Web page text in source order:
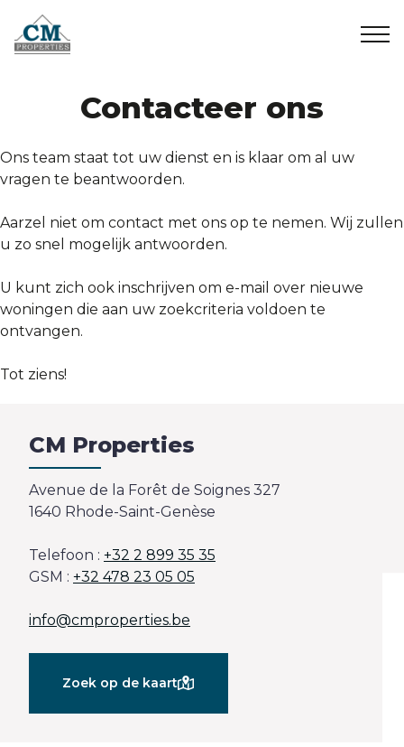
Te koop
Verkocht/Verhuurd
Over ons
Contact
+32 2 899 35 35 info@cmproperties.be
Contacteer ons
Ons team staat tot uw dienst en is klaar om al uw
vragen te beantwoorden.
Aarzel niet om contact met ons op te nemen. Wij zullen
u zo snel mogelijk antwoorden.
U kunt zich ook inschrijven om e-mail over nieuwe
woningen die aan uw zoekcriteria voldoen te
ontvangen.
Tot ziens!
CM Properties
Avenue de la Forêt de Soignes 327
1640 Rhode-Saint-Genèse
Telefoon : +32 2 899 35 35
GSM : +32 478 23 05 05
info@cmproperties.be
Zoek op de kaart